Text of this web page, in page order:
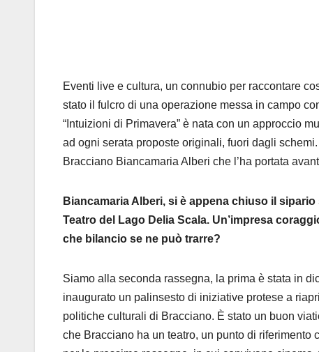
Eventi live e cultura, un connubio per raccontare
stato il fulcro di una operazione messa in campo
“Intuizioni di Primavera” è nata con un approccio
ad ogni serata proposte originali, fuori dagli
Bracciano Biancamaria Alberi che l’ha portata
Biancamaria Alberi, si è appena chiuso il
Teatro del Lago Delia Scala. Un’impresa
che bilancio se ne può trarre?
Siamo alla seconda rassegna, la prima è stata in
inaugurato un palinsesto di iniziative protese a
politiche culturali di Bracciano. È stato un buon
che Bracciano ha un teatro, un punto di